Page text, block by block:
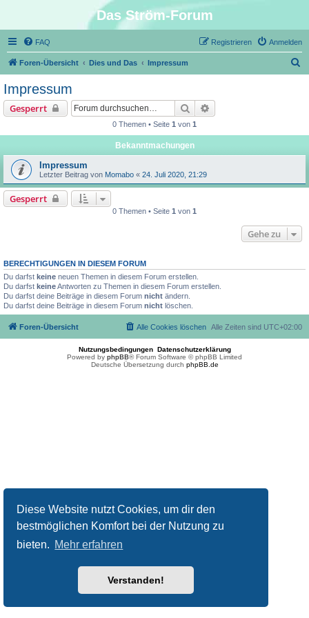
Diese Website nutzt Cookies, um dir den
bestmöglichen Komfort bei der Nutzung zu
bieten. Mehr erfahren
Verstanden!
Das Ström-Forum
FAQ Anmelden
Registrieren
Foren-Übersicht Dies und Das Impressum
Impressum
Gesperrt Suche
0 Themen • Seite 1 von 1
Bekanntmachungen
Impressum
Letzter Beitrag von Momabo « 24. Juli 2020, 21:29
Gesperrt
0 Themen • Seite 1 von 1
Gehe zu
BERECHTIGUNGEN IN DIESEM FORUM
Du darfst keine neuen Themen in diesem Forum erstellen.
Du darfst keineAntworten zu Themen in diesem Forum erstellen.
Du darfst deine Beiträge in diesem Forum nicht ändern.
Du darfst deine Beiträge in diesem Forum nicht löschen.
Foren-Übersicht Alle Zeiten sind UTC+02:00
Alle Cookies löschen
Nutzungsbedingungen Datenschutzerklärung
Powered by phpBB® Forum Software © phpBB Limited
Deutsche Übersetzung durch phpBB.de